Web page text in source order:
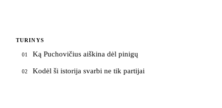
TURINYS
01 Ką Puchovičius aiškina dėl pinigų
02 Kodėl ši istorija svarbi ne tik partijai